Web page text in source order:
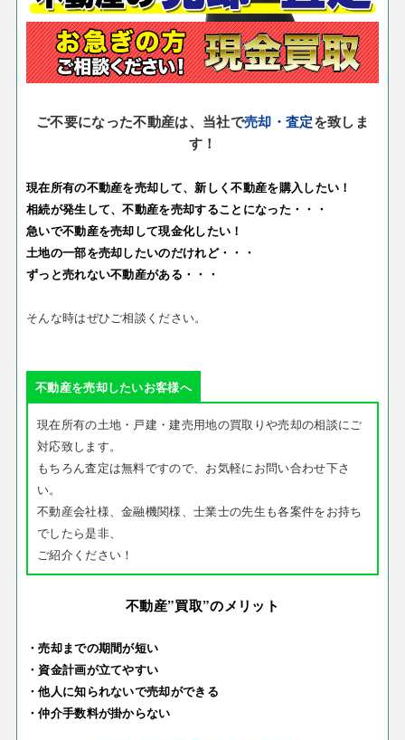
ご不要になった不動産は、当社で売却・査定を致しま
す！
現在所有の不動産を売却して、新しく不動産を購入したい！
相続が発生して、不動産を売却することになった・・・
急いで不動産を売却して現金化したい！
土地の一部を売却したいのだけれど・・・
ずっと売れない不動産がある・・・
そんな時はぜひご相談ください。
不動産を売却したいお客様へ
現在所有の土地・戸建・建売用地の買取りや売却の相談にご
対応致します。
もちろん査定は無料ですので、お気軽にお問い合わせ下さ
い。
不動産会社様、金融機関様、士業士の先生も各案件をお持ち
でしたら是非、
ご紹介ください！
不動産”買取”のメリット
・売却までの期間が短い
・資金計画が立てやすい
・他人に知られないで売却ができる
・仲介手数料が掛からない